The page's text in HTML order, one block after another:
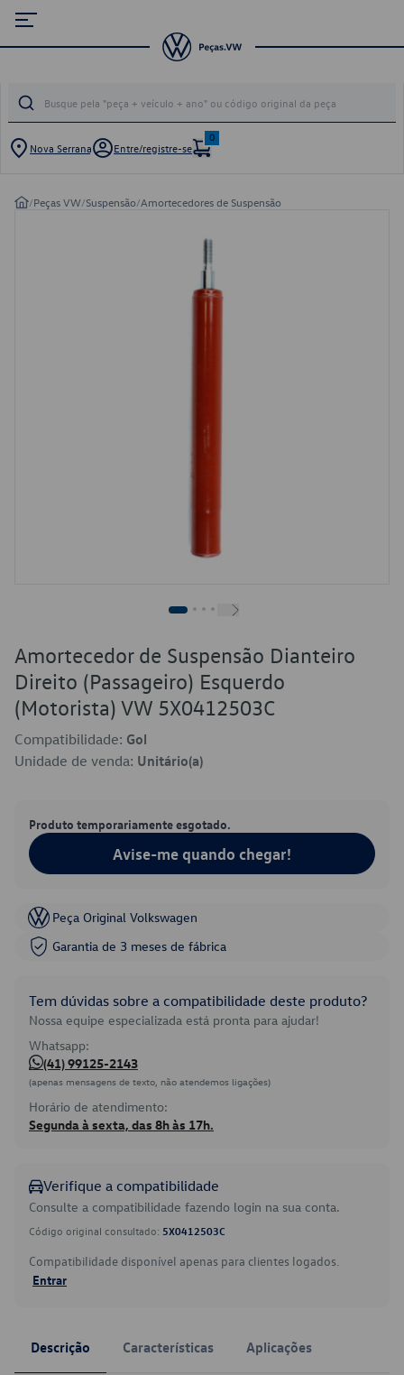
Nova Serrana Entre/registre-se
0
/Peças VW/Suspensão/Amortecedores de Suspensão
Amortecedor de Suspensão Dianteiro
Direito (Passageiro) Esquerdo
(Motorista) VW 5X0412503C
Compatibilidade: Gol
Unidade de venda: Unitário(a)
Produto temporariamente esgotado.
Avise-me quando chegar!
Peça Original Volkswagen
Garantia de 3 meses de fábrica
Tem dúvidas sobre a compatibilidade deste produto?
Nossa equipe especializada está pronta para ajudar!
Whatsapp:
(41) 99125-2143
(apenas mensagens de texto, não atendemos ligações)
Horário de atendimento:
Segunda à sexta, das 8h às 17h.
Verifique a compatibilidade
Consulte a compatibilidade fazendo login na sua conta.
Código original consultado: 5X0412503C
Compatibilidade disponível apenas para clientes logados.
Entrar
Descrição Características Aplicações